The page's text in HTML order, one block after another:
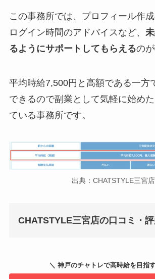
この事務所では、プロフィール作
ログイン時間のアドバイスなど、
るようにサポートしてもらえるのが
平均時給7,500円と高額である一方
できるので副業として気軽に始め
ている事務所です。
出典：CHATSTYLE三宮店
CHATSTYLE三宮店の口コミ・評
＼ 神戸のチャトレで高時給を目指